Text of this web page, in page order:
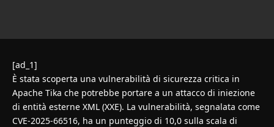
[ad_1]
È stata scoperta una vulnerabilità di sicurezza critica in
Apache Tika che potrebbe portare a un attacco di iniezione
di entità esterne XML (XXE). La vulnerabilità, segnalata come
CVE-2025-66516, ha un punteggio di 10,0 sulla scala di